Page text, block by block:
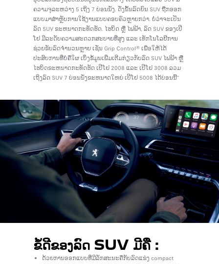
ຄວາມຈຸລະຫວ່າງ 5 ເຖິງ 7 ບ່ອນນັ່ງ. ດັ່ງນັ້ນລົດຍົນ SUV ຖືກອອກ
ແບບມາສໍາຫຼັບການໃຊ້ງານແບບຄອບຄົວຫຼາຍກວ່າ. ບໍ່ວ່າຈະເປັນ
ລົດ SUV ຂະຫນາດກະທັດຮັດ. ໄຮບິດ ຫຼື ໄຟຟ້າ, ລົດ SUV ຂອງເປີ
ໂຢ ມີລະດັບຄວາມສະດວກສະບາຍທີ່ສູງ ແລະ ເທັກໂນໂລຢີການ
ຊ່ວຍຂັບລົດຈໍານວນຫຼາຍ ເຊັ່ນ Grip Control® ເພື່ອໃຫ້ໄດ້
ປະສົບການທີ່ບໍ່ຄືໃຜ ເບິ່ງຂໍ້ມູນເພີ່ມເຕີມກ່ຽວກັບລົດ SUV ໄຟຟ້າ ຫຼື
ໄຮບິດຂະຫນາດກະທັດຮັດ ເປີໂຢ 2008 ແລະ ເປີໂຢ 3008 ລວມ
ເຖິງລົດ SUV 7 ບ່ອນນັ່ງຂະຫນາດໃຫຍ່ ເປີໂຢ 5008 ໄດ້ບ່ອນນີ້"
ຂໍ້ດີຂອງລົດ SUV ມີຄື :
ດ້ວຍການອອກແບບທີ່ມີລັກສະນະຄືກັບລົດແຂ່ງ compact